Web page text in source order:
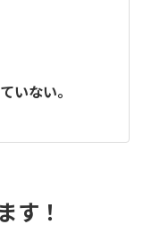
いない。
す！